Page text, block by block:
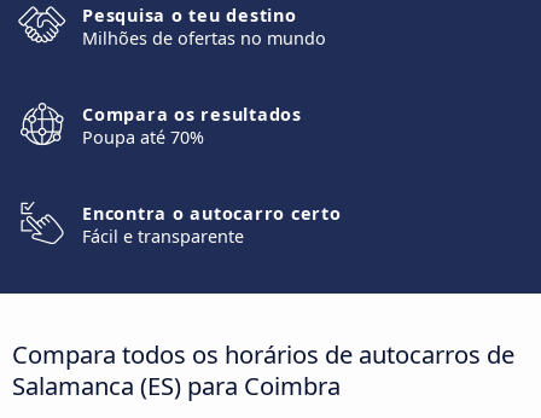
Pesquisa o teu destino
Milhões de ofertas no mundo
Compara os resultados
Poupa até 70%
Encontra o autocarro certo
Fácil e transparente
Compara todos os horários de autocarros de
Salamanca (ES) para Coimbra